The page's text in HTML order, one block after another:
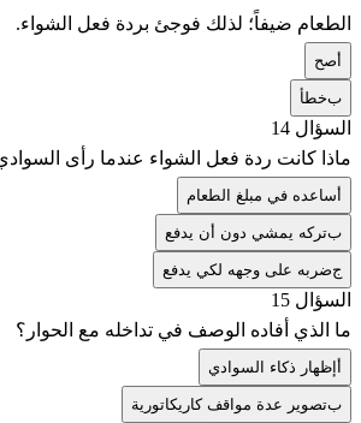
الطعام ضيفاً؛ لذلك فوجئ بردة فعل الشواء.
صح
بخطأ
السؤال 14
ماذا كانت ردة فعل الشواء عندما رأى
ساعده في مبلغ الطعام
بتركه يمشي دون أن يدفع
جضربه على وجهه لكي يدفع
السؤال 15
ما الذي أفاده الوصف في تداخله مع الحوار؟
إظهار ذكاء السوادي
بتصوير عدة مواقف كاريكاتورية